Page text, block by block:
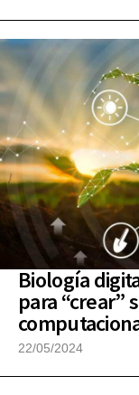
Biología
para “crear”
22/05/2024